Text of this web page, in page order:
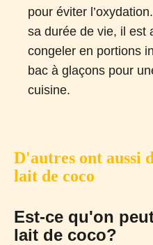
pour éviter
sa durée de vie, il est
congeler en portions
bac à glaçons pour
cuisine.
D'autres ont aussi
lait de coco
Est-ce qu'on
lait de coco?